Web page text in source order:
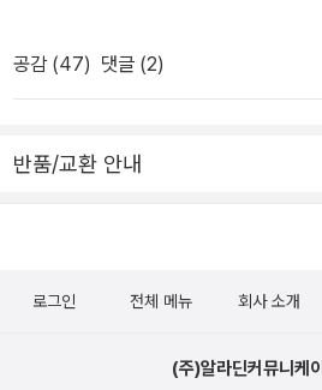
07150'재고 2주 남았다'… K푸드, 중동
소(종합)https://n.news.naver.com/
8檢, '피자가게 살인' 김동원 2심서 사
ANKING+남중생이 여교사 폭행→응급
내 공무원인데 2500만 원 조리원?…'협
란 대통령·군부 맞붙었다…'타협에 죽
기소…'까르띠에 수수 의심되나 시효지
마음을 알고 남의 마음을 알아주는 일을
나는 씁쓸함을 느꼈던 것 같다. 그러나 생
을 따뜻하게 적시는 푸근한 시집이다.
인의 눈이 사슴 눈을 닮았더니 시인이
담는 그릇이니.<어떤 품앗이>는 말하지
는 세 여자의 ˝별스런 품앗이˝를 노래한
렸다. 이 세상에 남은 한 사람이 ‘난자리‘
니면 유통기한이 지날 것 같아 일단 세
니다. 결론부터 말하자면 딸아이의 반응
런 편‘이었습니다. 아이스크림 홈런 과제
관련한 단어들을 설명하되, 단어들이 사
제시하고 있습니다. 막연하게 다가올 단
험하는 상황과 함께 설명하기에 그 의미
는 어렵듯, 딸 아이 역시 당장 눈이 가는
학습 과제 중 자신의 느낌을 표현하는 과
공감 (47) 댓글 (2)
반품/교환 안내
로그인 전체 메뉴 회사 소개
(주)알라딘커뮤니케